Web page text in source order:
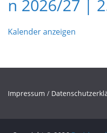
n 2026/27 |
Kalender anzeigen
Impressum /